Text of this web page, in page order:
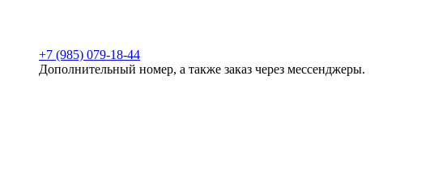
+7 (985) 079-18-44
Дополнительный номер, а также заказ через мессенджеры.